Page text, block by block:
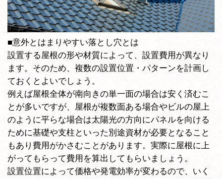
■意外とはまりやすい落とし穴とは
設置する屋根の形や材質によって、設置費用が異なり
ます。そのため、複数の設置位置・パターンを計画し
ておくとよいでしょう。
例えば屋根全体が南向きの単一面の場合は安く済むこ
とが多いですが、屋根が複数面ある場合やビルの屋上
のように平らな場合は太陽光の方向にパネルを向ける
ために基礎や支柱といった別途資材が必要となること
もあり費用がかさむことがあります。実際に屋根に上
がってもらって費用を算出してもらいましょう。
設置位置によって価格や発電効率が変わるので、いく